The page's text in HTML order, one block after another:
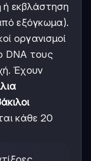
ή εκβλάστηση
εξόγκωμα).
οργανισμοί
DNA τους
Έχουν
κάθε 20